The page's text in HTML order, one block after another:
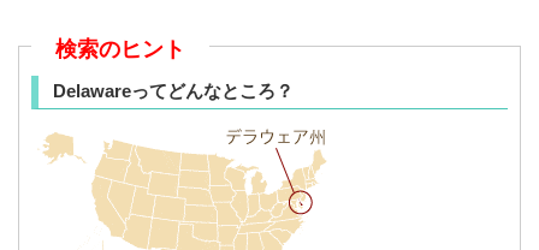
検索のヒント
Delawareってどんなところ？